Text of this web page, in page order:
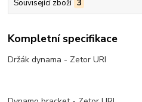
Související zboží 3
Kompletní specifikace
Držák dynama - Zetor URI